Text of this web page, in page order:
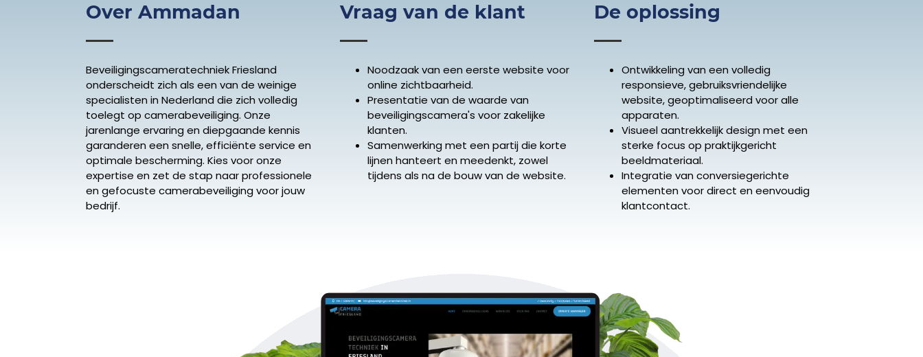
Over Ammadan
Beveiligingscameratechniek Friesland
onderscheidt zich als een van de weinige
specialisten in Nederland die zich volledig
toelegt op camerabeveiliging. Onze
jarenlange ervaring en diepgaande kennis
garanderen een snelle, efficiënte service en
optimale bescherming. Kies voor onze
expertise en zet de stap naar professionele
en gefocuste camerabeveiliging voor jouw
bedrijf.
Vraag van de klant
Noodzaak van een eerste website voor
online zichtbaarheid.
Presentatie van de waarde van
beveiligingscamera's voor zakelijke
klanten.
Samenwerking met een partij die korte
lijnen hanteert en meedenkt, zowel
tijdens als na de bouw van de website.
De oplossing
Ontwikkeling van een volledig
responsieve, gebruiksvriendelijke
website, geoptimaliseerd voor alle
apparaten.
Visueel aantrekkelijk design met een
sterke focus op praktijkgericht
beeldmateriaal.
Integratie van conversiegerichte
elementen voor direct en eenvoudig
klantcontact.